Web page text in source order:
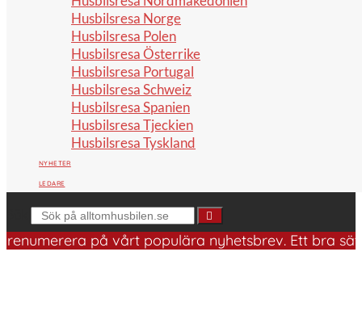
Husbilsresa Norge
Husbilsresa Polen
Husbilsresa Österrike
Husbilsresa Portugal
Husbilsresa Schweiz
Husbilsresa Spanien
Husbilsresa Tjeckien
Husbilsresa Tyskland
NYHETER
LEDARE
på vårt populära nyhetsbrev. Ett bra sätt